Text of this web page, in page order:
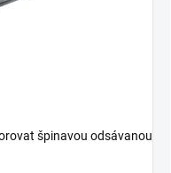
špinavou odsávanou